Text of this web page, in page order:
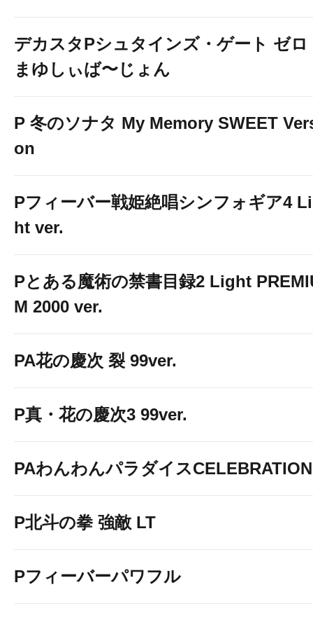
デカスタPシュタインズ・ゲート ゼロ
まゆしぃば〜じょん
P 冬のソナタ My Memory SWEET
on
Pフィーバー戦姫絶唱シンフォギア4
ht ver.
Pとある魔術の禁書目録2 Light
M 2000 ver.
PA花の慶次 裂 99ver.
P真・花の慶次3 99ver.
PAわんわんパラダイスCELEBRATION
P北斗の拳 強敵 LT
Pフィーバーパワフル